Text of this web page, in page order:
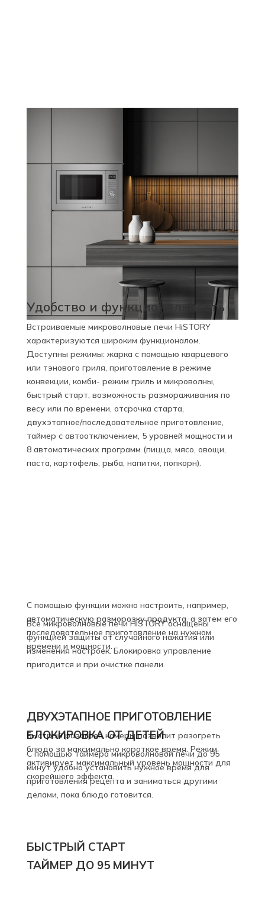
Удобство и функциональность
Встраиваемые микроволновые печи HiSTORY
характеризуются широким функционалом.
Доступны режимы: жарка с помощью кварцевого
или тэнового гриля, приготовление в режиме
конвекции, комби- режим гриль и микроволны,
быстрый старт, возможность размораживания по
весу или по времени, отсрочка старта,
двухэтапное/последовательное приготовление,
таймер с автоотключением, 5 уровней мощности и
8 автоматических программ (пицца, мясо, овощи,
паста, картофель, рыба, напитки, попкорн).
ДВУХЭТАПНОЕ ПРИГОТОВЛЕНИЕ
С помощью функции можно настроить, например,
автоматическую разморозку продукта, а затем его
последовательное приготовление на нужном
времени и мощности.
БЛОКИРОВКА ОТ ДЕТЕЙ
Все микроволновые печи HiSTORY оснащены
функцией защиты от случайного нажатия или
изменения настроек. Блокировка управление
пригодится и при очистке панели.
БЫСТРЫЙ СТАРТ
Быстрый разогрев камеры позволит разогреть
блюдо за максимально короткое время. Режим
активирует максимальный уровень мощности для
скорейшего эффекта.
ТАЙМЕР ДО 95 МИНУТ
С помощью таймера микроволновой печи до 95
минут удобно установить нужное время для
приготовления рецепта и заниматься другими
делами, пока блюдо готовится.